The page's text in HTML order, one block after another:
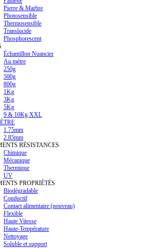
Pierre & Marbre
Photosensible
Thermosensible
Translucide
Phosphorescent
Échantillon Nuancier
Au mètre
250g
500g
800g
1Kg
3Kg
5Kg
9 & 10Kg XXL
1.75mm
2.85mm
RÉSISTANCES
Chimique
Mécanique
Thermique
UV
PROPRIÉTÉS
Biodégradable
Conductif
Contact alimentaire (nouveau)
Flexible
Haute Vitesse
Haute-Température
Nettoyage
Soluble et support